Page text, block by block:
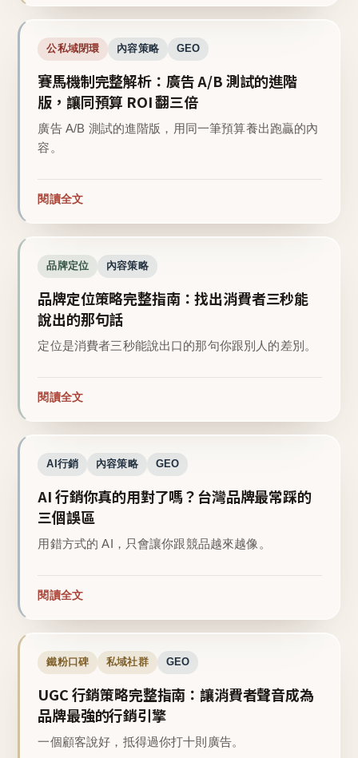
公私域閉環 內容策略 GEO
賽馬機制完整解析：廣告 A/B 測試的進階
版，讓同預算 ROI 翻三倍
廣告 A/B 測試的進階版，用同一筆預算養出跑贏的內
容。
閱讀全文
品牌定位 內容策略
品牌定位策略完整指南：找出消費者三秒能
說出的那句話
定位是消費者三秒能說出口的那句你跟別人的差別。
閱讀全文
AI行銷 內容策略 GEO
AI 行銷你真的用對了嗎？台灣品牌最常踩的
三個誤區
用錯方式的 AI，只會讓你跟競品越來越像。
閱讀全文
鐵粉口碑 私域社群 GEO
UGC 行銷策略完整指南：讓消費者聲音成為
品牌最強的行銷引擎
一個顧客說好，抵得過你打十則廣告。